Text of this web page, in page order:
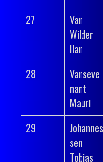
27
Van
Wilder
Ilan
28
Vanseve
nant
Mauri
29
Johannes
sen
Tobias